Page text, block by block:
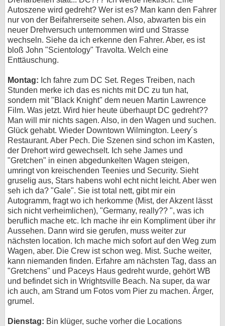
Autoszene wird gedreht? Wer ist es? Man kann den Fahrer
nur von der Beifahrerseite sehen. Also, abwarten bis ein
neuer Drehversuch unternommen wird und Strasse
wechseln. Siehe da ich erkenne den Fahrer. Aber, es ist
bloß John "Scientology" Travolta. Welch eine
Enttäuschung.
Montag: Ich fahre zum DC Set. Reges Treiben, nach
Stunden merke ich das es nichts mit DC zu tun hat,
sondern mit "Black Knight" dem neuen Martin Lawrence
Film. Was jetzt. Wird hier heute überhaupt DC gedreht??
Man will mir nichts sagen. Also, in den Wagen und suchen.
Glück gehabt. Wieder Downtown Wilmington. Leery´s
Restaurant. Aber Pech. Die Szenen sind schon im Kasten,
der Drehort wird gewechselt. Ich sehe James und
"Gretchen" in einen abgedunkelten Wagen steigen,
umringt von kreischenden Teenies und Security. Sieht
gruselig aus, Stars habens wohl echt nicht leicht. Aber wen
seh ich da? "Gale". Sie ist total nett, gibt mir ein
Autogramm, fragt wo ich herkomme (Mist, der Akzent lässt
sich nicht verheimlichen), "Germany, really?? ", was ich
beruflich mache etc. Ich mache ihr ein Kompliment über ihr
Aussehen. Dann wird sie gerufen, muss weiter zur
nächsten location. Ich mache mich sofort auf den Weg zum
Wagen, aber. Die Crew ist schon weg. Mist. Suche weiter,
kann niemanden finden. Erfahre am nächsten Tag, dass an
"Gretchens" und Paceys Haus gedreht wurde, gehört WB
und befindet sich in Wrightsville Beach. Na super, da war
ich auch, am Strand um Fotos vom Pier zu machen. Ärger,
grumel.
Dienstag: Bin klüger, suche vorher die Locations